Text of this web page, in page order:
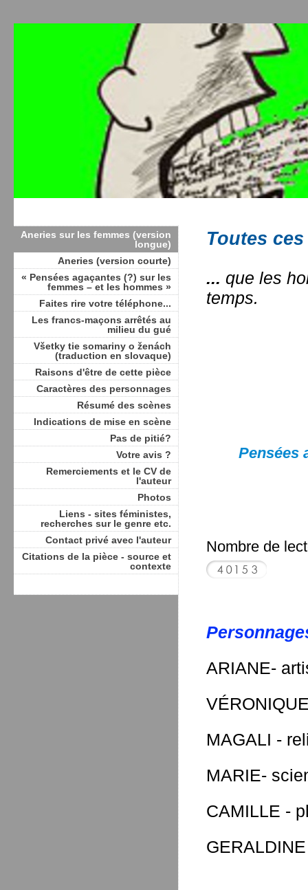
Toutes
... que les
temps.
Pensées
Nombre de
ARIANE-
MAGALI -
MARIE-
CAMILLE -
Aneries sur les femmes (version
longue)
Aneries (version courte)
« Pensées agaçantes (?) sur les
femmes – et les hommes »
Faites rire votre téléphone...
Les francs-maçons arrêtés au
milieu du gué
Všetky tie somariny o ženách
(traduction en slovaque)
Raisons d'être de cette pièce
Caractères des personnages
Résumé des scènes
Indications de mise en scène
Pas de pitié?
Votre avis ?
Remerciements et le CV de
l'auteur
Photos
Liens - sites féministes,
recherches sur le genre etc.
Contact privé avec l'auteur
Citations de la pièce - source et
contexte